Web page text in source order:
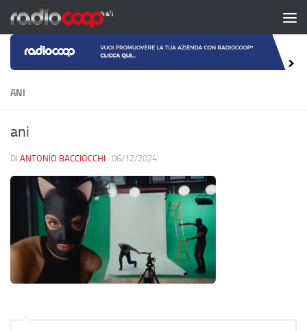
Salta al contenuto
ANI
ani
DI ANTONIO BACCIOCCHI · 06/12/2024